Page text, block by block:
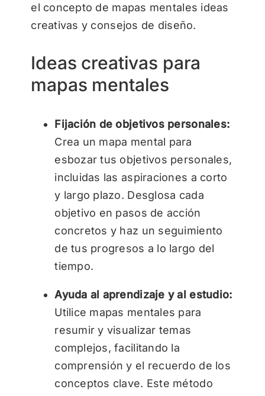
el concepto de mapas mentales ideas
creativas y consejos de diseño.
Ideas creativas para
mapas mentales
Fijación de objetivos personales:
Crea un mapa mental para
esbozar tus objetivos personales,
incluidas las aspiraciones a corto
y largo plazo. Desglosa cada
objetivo en pasos de acción
concretos y haz un seguimiento
de tus progresos a lo largo del
tiempo.
Ayuda al aprendizaje y al estudio:
Utilice mapas mentales para
resumir y visualizar temas
complejos, facilitando la
comprensión y el recuerdo de los
conceptos clave. Este método